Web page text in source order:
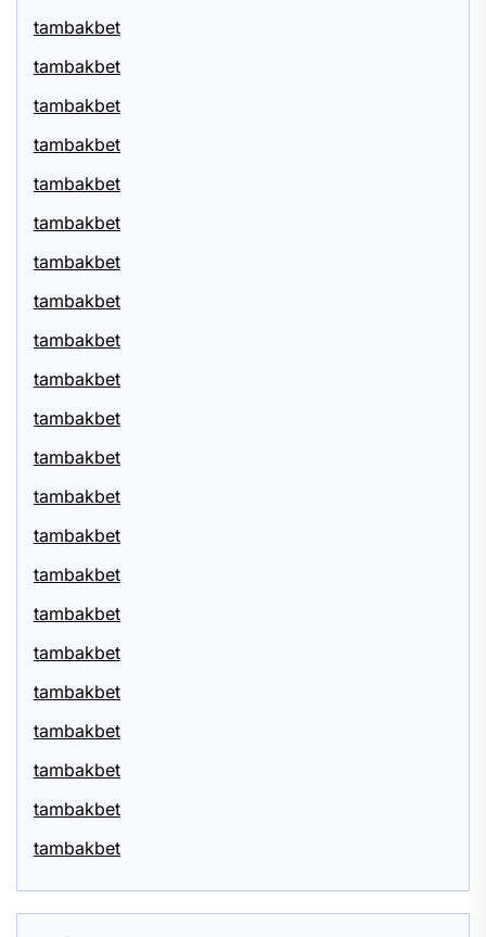
tambakbet
tambakbet
tambakbet
tambakbet
tambakbet
tambakbet
tambakbet
tambakbet
tambakbet
tambakbet
tambakbet
tambakbet
tambakbet
tambakbet
tambakbet
tambakbet
tambakbet
tambakbet
tambakbet
tambakbet
tambakbet
tambakbet